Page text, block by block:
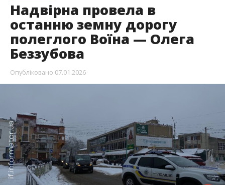
Надвірна провела в
останню земну дорогу
полеглого Воїна — Олега
Беззубова
Опубліковано 07.01.2026